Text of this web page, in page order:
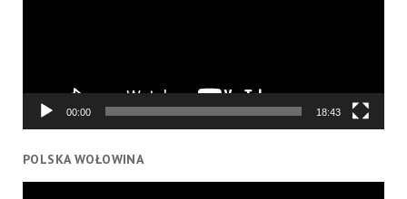
00:00 18:43
POLSKA WOŁOWINA